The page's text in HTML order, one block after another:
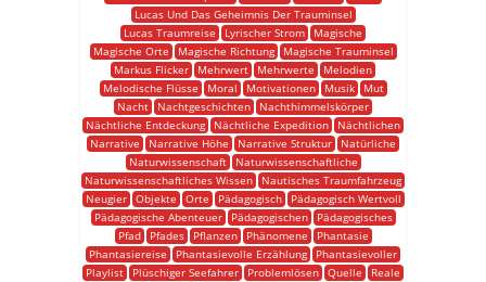
Lucas Und Das Geheimnis Der Trauminsel
Lucas Traumreise
Lyrischer Strom
Magische
Magische Orte
Magische Richtung
Magische Trauminsel
Markus Flicker
Mehrwert Mehrwerte
Melodien
Melodische Flüsse
Moral Motivationen Musik
Mut
Nacht
Nachtgeschichten
Nachthimmelskörper
Nächtliche Entdeckung
Nächtliche Expedition
Nächtlichen
Narrative
Narrative Höhe Narrative Struktur
Natürliche
Naturwissenschaft
Naturwissenschaftliche
Naturwissenschaftliches Wissen
Nautisches Traumfahrzeug
Neugier
Objekte Orte Pädagogisch
Pädagogisch Wertvoll
Pädagogische Abenteuer
Pädagogischen
Pädagogisches
Pfad
Pfades Pflanzen Phänomene
Phantasie
Phantasiereise
Phantasievolle Erzählung
Phantasievoller
Playlist
Plüschiger Seefahrer Problemlösen Quelle
Reale